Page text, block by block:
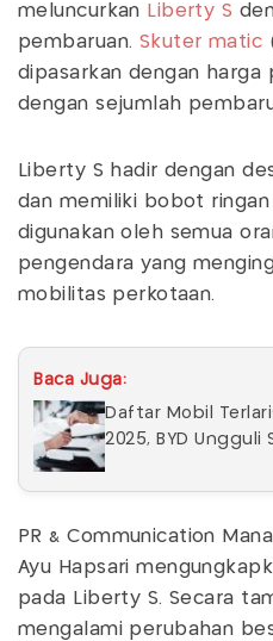
meluncurkan Liberty S
pembaruan. Skuter matic
dipasarkan dengan harga
dengan sejumlah
Liberty S hadir dengan
dan memiliki bobot
digunakan oleh semua
pengendara yang
mobilitas perkotaan.
Baca Juga:
Daftar Mobil
2025, BYD Ungguli
PR & Communication
Ayu Hapsari
pada Liberty S. Secara
mengalami perubahan